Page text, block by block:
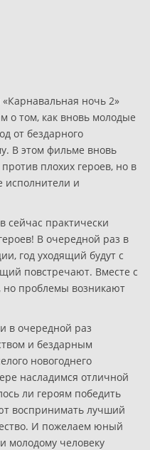
ночь 2»
о том, как вновь молодые
от бездарного
В этом фильме вновь
плохих героев, но в
исполнители и
сейчас практически
В очередной раз в
год уходящий будут с
повстречают. Вместе с
но проблемы возникают
в очередной раз
и бездарным
новогоднего
насладимся отличной
ли героям победить
воспринимать лучший
И пожелаем юный
молодому человеку